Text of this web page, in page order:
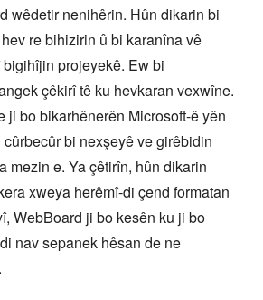
wêdetir nenihêrin. Hûn dikarin bi
re bihizirin û bi karanîna vê
projeyekê. Ew bi
çêkirî tê ku hevkaran vexwîne.
ji bo bikarhênerên Microsoft-ê yên
bi nexşeyê ve girêbidin
mezin e. Ya çêtirîn, hûn dikarin
xweya herêmî-di çend formatan
WebBoard ji bo kesên ku ji bo
nav sepanek hêsan de ne